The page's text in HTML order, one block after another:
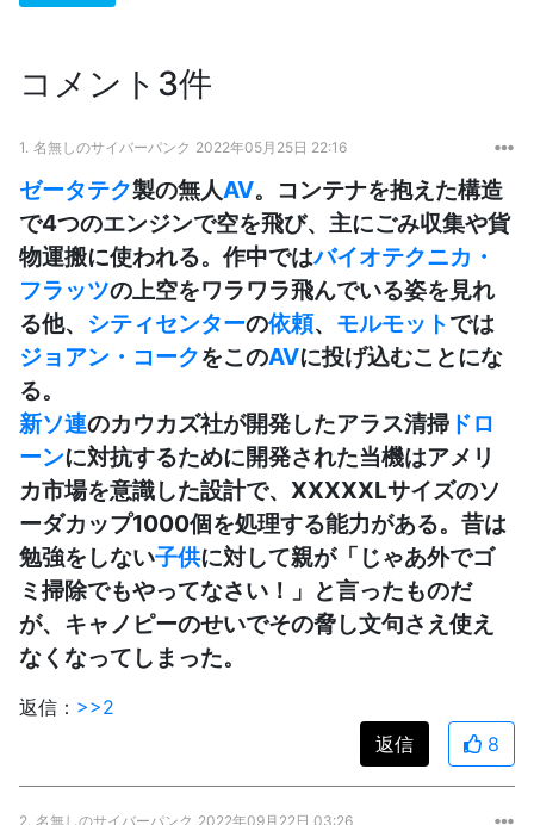
コメント3件
1. 名無しのサイバーパンク 2022年05月25日 22:16
ゼータテク製の無人AV。コンテナを抱えた構造
で4つのエンジンで空を飛び、主にごみ収集や貨
物運搬に使われる。作中ではバイオテクニカ・
フラッツの上空をワラワラ飛んでいる姿を見れ
る他、 シティセンターの依頼、 モルモットでは
ジョアン・コークをこのAVに投げ込むことにな
る。
新ソ連のカウカズ社が開発したアラス清掃 ドロ
ーンに対抗するために開発された当機はアメリ
カ市場を意識した設計で、XXXXXLサイズのソ
ーダカップ1000個を処理する能力がある。昔は
勉強をしない子供に対して親が「じゃあ外でゴ
ミ掃除でもやってなさい！」と言ったものだ
が、キャノピーのせいでその脅し文句さえ使え
なくなってしまった。
返信： >>2
返信
8
2. 名無しのサイバーパンク 2022年09月22日 03:26